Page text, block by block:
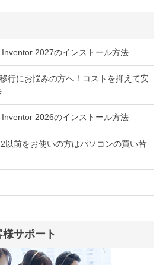
2027のインストール方法
行にお悩みの方へ！コストを抑えて安
2026のインストール方法
以前をお使いの方はパソコンの買い替
サポート